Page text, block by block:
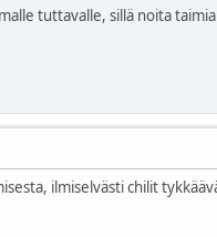
tuttavalle, sillä noita
ilmiselvästi chilit